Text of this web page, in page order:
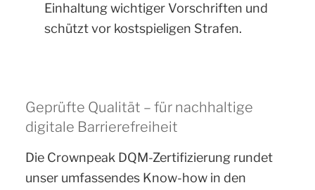
Einhaltung wichtiger Vorschriften und
schützt vor kostspieligen Strafen.
Geprüfte Qualität – für nachhaltige
digitale Barrierefreiheit
Die Crownpeak DQM-Zertifizierung rundet
unser umfassendes Know-how in den